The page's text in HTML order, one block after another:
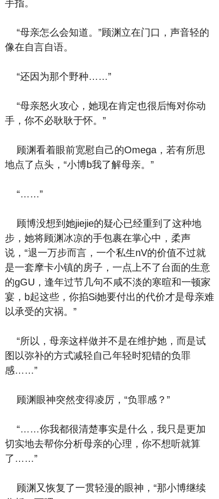
手指。
“母亲怎么会知道。”顾渊立在门口，声音轻的
像在自言自语。
“还因为那个野种……”
“母亲怒火攻心，她现在肯定也很后悔对你动
手，你不必耿耿于怀。”
顾渊看着眼前宽慰自己的Omega，若有所思
地点了点头，“小博b我了解母亲。”
“……”
顾博没想到她jiejie的疑心已经重到了这种地
步，她将顾渊冰凉的手包裹在掌心中，柔声
说，“退一万步而言，一个私生nV的价值不过就
是一套摩卡小镇的房子，一点上不了台面的生意
的gGU，逢年过节几句不咸不淡的寒暄和一顿家
宴，b起这些，你掐Si她要付出的代价才是母亲难
以承受的灾祸。”
“所以，母亲这样做并不是在维护她，而是试
图以弥补的方式减轻自己年轻时犯错的负罪
感……”
顾渊眼神突然变得凌厉，“负罪感？”
“……你我都很清楚事实是什么，我只是更加
切实地去帮你分析母亲的心理，你不想听就算
了……”
顾渊又恢复了一贯轻漫的眼神，“那小博继续